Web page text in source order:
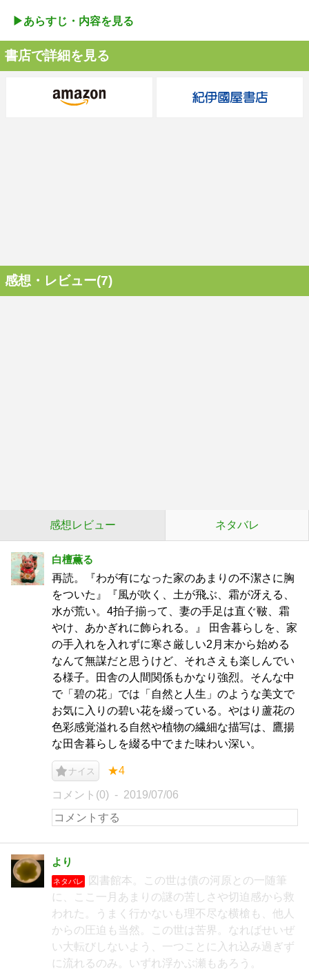
▶︎あらすじ・内容を見る
書店で詳細を見る
感想・レビュー(7)
感想レビュー ネタバレ
白檀薫る
再読。『わが有になった家のあまりの不潔さに胸
をついた』『風が吹く、土が飛ぶ、霜が冴える、
水が荒い。4拍子揃って、妻の手足は直ぐ皸、霜
やけ、あかぎれに飾られる。』 田舎暮らしを、家
の手入れを入れずに寒さ厳しい2月末から始める
なんて無謀だと思うけど、それさえも楽しんでい
る様子。田舎の人間関係もかなり強烈。そんな中
で「碧の花」では「自然と人生」のような美文で
お気に入りの碧い花を綴っている。やはり蘆花の
色彩感覚溢れる自然や植物の繊細な描写は、鷹揚
な田舎暮らしを綴る中でまた味わい深い。
ナイス ★4
コメント(0) 2019/07/06
より
ネタバレ
図書館本。この世は債の河原との一随筆
に、ここ一月あまりの謎の苦しさや切迫感から救
われた。うまく行かないも理不尽な横槍も、他人
からの圧迫も当然。この世は苦界。なればせいぜ
い大転びしないよう、一つことに入れ込み過ぎず
に流れるのみ。いずれ浮かぶ瀬もあろう。